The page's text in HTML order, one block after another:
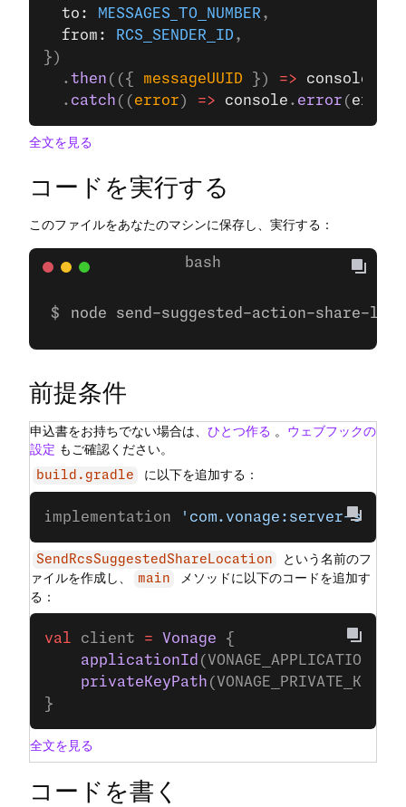
  to:
MESSAGES_TO_NUMBER ,
  from:
RCS_SENDER_ID ,
})
  .
then (({ messageUUID }) => console
  .
catch (( error ) => console . error ( error
全文を見る
コードを実行する
このファイルをあなたのマシンに保存し、実行する：
node send-suggested-action-share-
前提条件
申込書をお持ちでない場合は、 ひとつ作る 。 ウェブフックの
設定 もご確認ください。
build.gradle に以下を追加する：
implementation 'com.vonage:server-
SendRcsSuggestedShareLocation
という名前のフ
ァイルを作成し、
main
メソッドに以下のコードを追加す
る：
val client = Vonage {
    applicationId
(VONAGE_APPLICATION_ID)
    privateKeyPath
}
全文を見る
コードを書く